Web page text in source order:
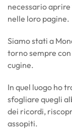
necessario
nelle loro pagine.
Siamo stati a
torno sempre
cugine.
In quel luogo ho
sfogliare quegli
dei ricordi,
assopiti.